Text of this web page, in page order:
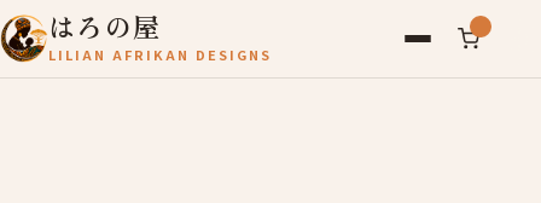
はろの屋
LILIAN AFRIKAN DESIGNS